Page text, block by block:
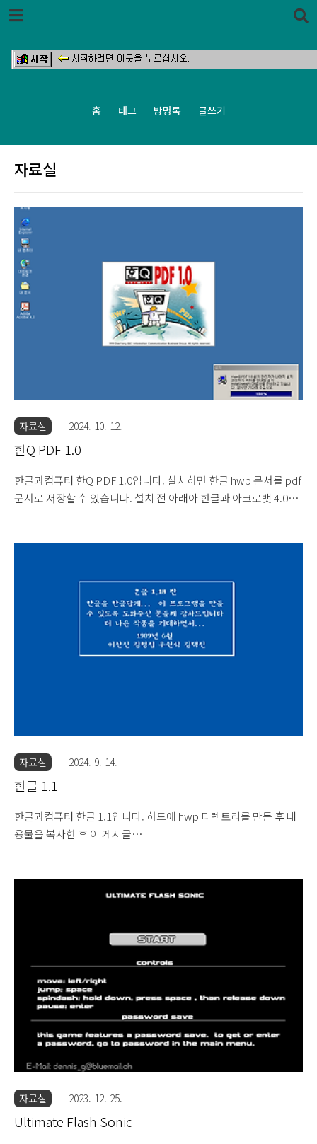
본문 바로가기
홈 태그 방명록 글쓰기
자료실
자료실 2024. 10. 12.
한Q PDF 1.0
한글과컴퓨터 한Q PDF 1.0입니다. 설치하면 한글 hwp 문서를 pdf
문서로 저장할 수 있습니다. 설치 전 아래아 한글과 아크로뱃 4.0이
자료실 2024. 9. 14.
한글 1.1
한글과컴퓨터 한글 1.1입니다. 하드에 hwp 디렉토리를 만든 후 내
용물을 복사한 후 이 게시글
자료실 2023. 12. 25.
Ultimate Flash Sonic